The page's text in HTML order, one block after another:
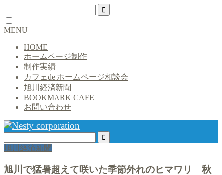
MENU
HOME
ホームページ制作
制作実績
カフェde ホームページ相談会
旭川経済新聞
BOOKMARK CAFE
お問い合わせ
旭川経済新聞
旭川で猛暑超えて咲いた季節外れのヒマワリ 秋